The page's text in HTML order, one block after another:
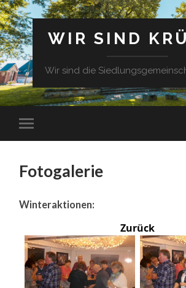
WIR SIND
Wir sind die
Fotogalerie
Winteraktionen:
Zurück